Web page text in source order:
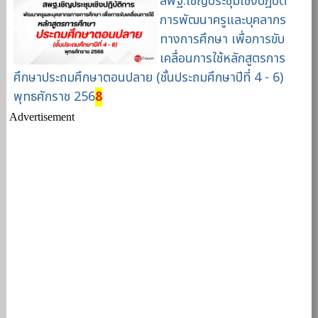
การพัฒนาครูและบุคลากร
ทางการศึกษา เพื่อการขับ
เคลื่อนการใช้หลักสูตรการ
ศึกษาประถมศึกษาตอนปลาย (ชั้นประถมศึกษาปีที่ 4 - 6)
พุทธศักราช 2568
Advertisement